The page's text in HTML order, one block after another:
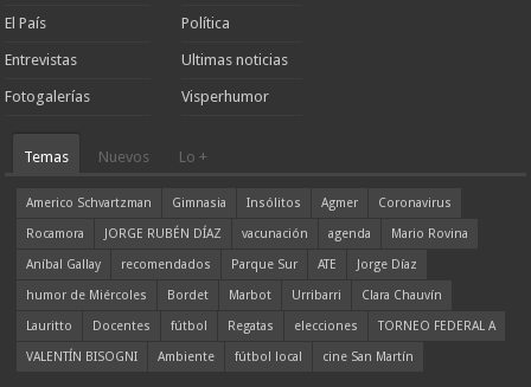
El País
Entrevistas
Fotogalerías
Política
Ultimas noticias
Visperhumor
Temas Nuevos Lo +
Americo Schvartzman Gimnasia Insólitos Agmer
Coronavirus
Rocamora
JORGE RUBÉN DÍAZ vacunación agenda
Mario Rovina
Aníbal Gallay
recomendados Parque Sur ATE
Jorge Díaz
humor de Miércoles
Bordet Marbot Urribarri
Clara Chauvín
Lauritto
Docentes fútbol Regatas elecciones
TORNEO FEDERAL A
VALENTÍN BISOGNI
Ambiente fútbol local cine San Martín